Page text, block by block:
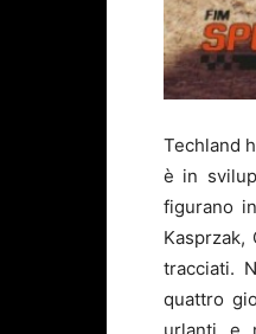
Techland
è in
figurano
tracciati.
quattro